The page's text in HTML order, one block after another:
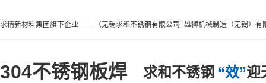
求精新材料集团旗下企业 —— （无锡求和不锈钢有限公司 - 雄狮机械制造（无锡）有
304不锈钢板焊
求和不锈钢 “效”迎